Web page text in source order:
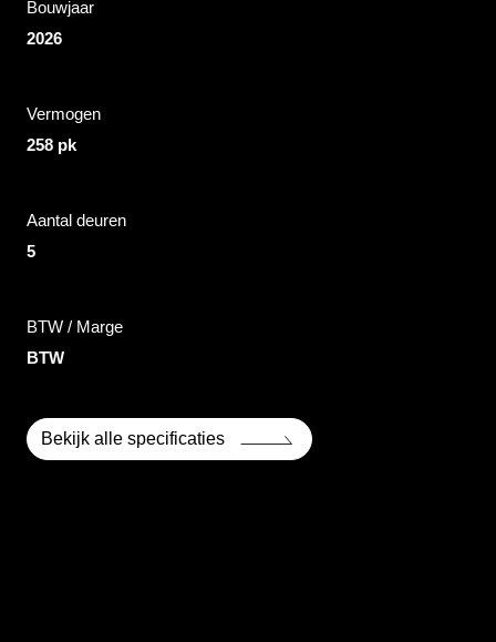
Bouwjaar
2026
Vermogen
258 pk
Aantal deuren
5
BTW / Marge
BTW
Bekijk alle specificaties